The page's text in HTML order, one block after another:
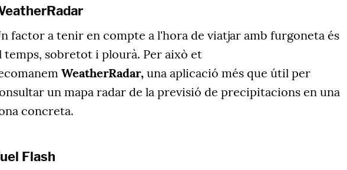
factor a tenir en compte a l'hora de viatjar amb furgoneta és
temps, sobretot i plourà. Per això et
WeatherRadar, una aplicació més que útil per
un mapa radar de la previsió de precipitacions en una
concreta.
Flash